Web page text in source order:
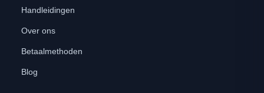
Handleidingen
Over ons
Betaalmethoden
Blog